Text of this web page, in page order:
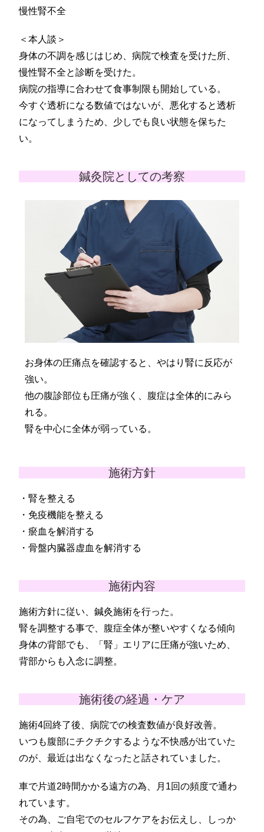
慢性腎不全
＜本人談＞
身体の不調を感じはじめ、病院で検査を受けた所、
慢性腎不全と診断を受けた。
病院の指導に合わせて食事制限も開始している。
今すぐ透析になる数値ではないが、悪化すると透析
になってしまうため、少しでも良い状態を保ちた
い。
鍼灸院としての考察
お身体の圧痛点を確認すると、やはり腎に反応が
強い。
他の腹診部位も圧痛が強く、腹症は全体的にみら
れる。
腎を中心に全体が弱っている。
施術方針
・腎を整える
・免疫機能を整える
・瘀血を解消する
・骨盤内臓器虚血を解消する
施術内容
施術方針に従い、鍼灸施術を行った。
腎を調整する事で、腹症全体が整いやすくなる傾向
身体の背部でも、「腎」エリアに圧痛が強いため、
背部からも入念に調整。
施術後の経過・ケア
施術4回終了後、病院での検査数値が良好改善。
いつも腹部にチクチクするような不快感が出ていた
のが、最近は出なくなったと話されていました。
車で片道2時間かかる遠方の為、月1回の頻度で通わ
れています。
その為、ご自宅でのセルフケアをお伝えし、しっか